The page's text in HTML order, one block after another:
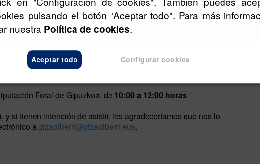
Presentación de la versión en euskera de laGuía para una
Mayores.
Foral de Gipuzkoa, de 10:00 a 12:00 horas.
si tienen intención de asistir, les agradeceríamos que nos lo
agizadiberri@gizadiberri.eus.
pulsando el botón "Aceptar todo". Para más
nuestra Política de cookies.
Aceptar todo Configurar cookies